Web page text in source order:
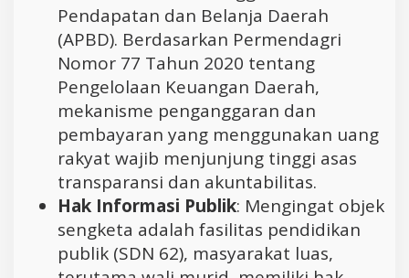
Pendapatan dan Belanja Daerah
(APBD). Berdasarkan Permendagri
Nomor 77 Tahun 2020 tentang
Pengelolaan Keuangan Daerah,
mekanisme penganggaran dan
pembayaran yang menggunakan uang
rakyat wajib menjunjung tinggi asas
transparansi dan akuntabilitas.
Hak Informasi Publik: Mengingat objek
sengketa adalah fasilitas pendidikan
publik (SDN 62), masyarakat luas,